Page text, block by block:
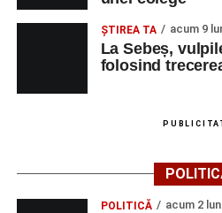
ŞTIREA TA acum 9
La Sebeș,
folosind
POLITICĂ acum 2